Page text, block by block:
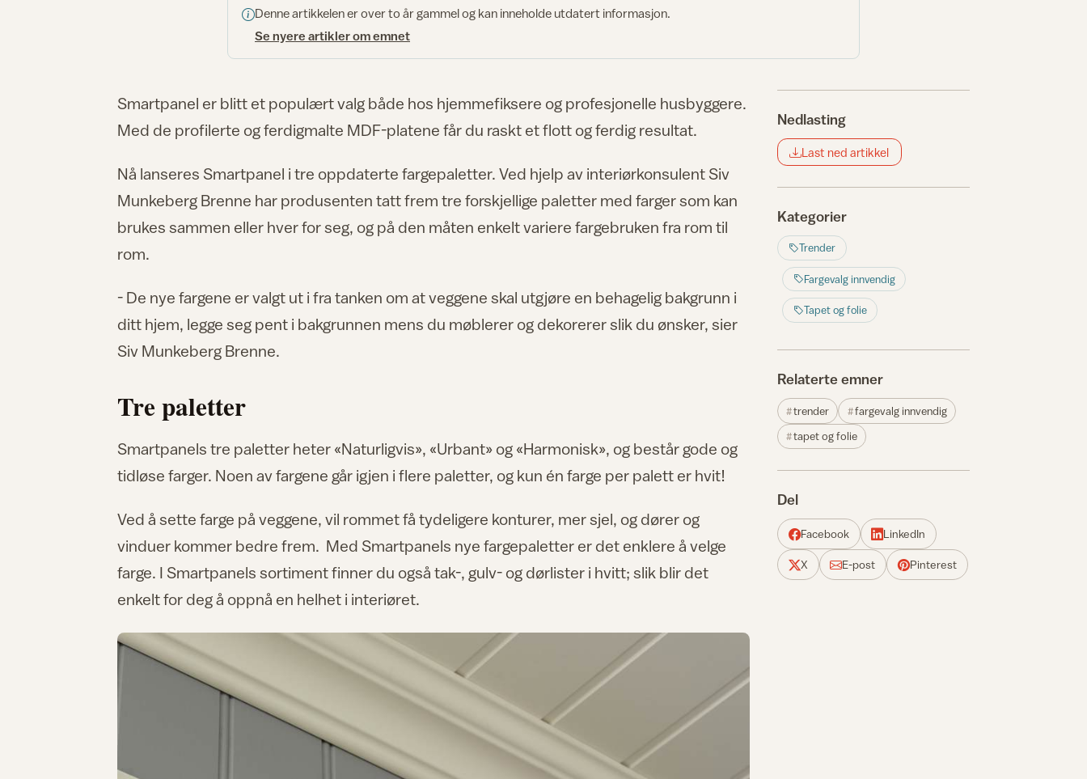
Denne artikkelen er over to år gammel og kan inneholde utdatert informasjon.
Se nyere artikler om emnet
Smartpanel er blitt et populært valg både hos hjemmefiksere og profesjonelle husbyggere.
Med de profilerte og ferdigmalte MDF-platene får du raskt et flott og ferdig resultat.
Nå lanseres Smartpanel i tre oppdaterte fargepaletter. Ved hjelp av interiørkonsulent Siv
Munkeberg Brenne har produsenten tatt frem tre forskjellige paletter med farger som kan
brukes sammen eller hver for seg, og på den måten enkelt variere fargebruken fra rom til
rom.
- De nye fargene er valgt ut i fra tanken om at veggene skal utgjøre en behagelig bakgrunn i
ditt hjem, legge seg pent i bakgrunnen mens du møblerer og dekorerer slik du ønsker, sier
Siv Munkeberg Brenne.
Tre paletter
Smartpanels tre paletter heter «Naturligvis», «Urbant» og «Harmonisk», og består gode og
tidløse farger. Noen av fargene går igjen i flere paletter, og kun én farge per palett er hvit!
Ved å sette farge på veggene, vil rommet få tydeligere konturer, mer sjel, og dører og
vinduer kommer bedre frem. Med Smartpanels nye fargepaletter er det enklere å velge
farge. I Smartpanels sortiment finner du også tak-, gulv- og dørlister i hvitt; slik blir det
enkelt for deg å oppnå en helhet i interiøret.
Nedlasting
Last ned artikkel
Kategorier
Trender
Fargevalg innvendig
Tapet og folie
Relaterte emner
trender
fargevalg innvendig
tapet og folie
Del
Facebook LinkedIn
X E-post Pinterest